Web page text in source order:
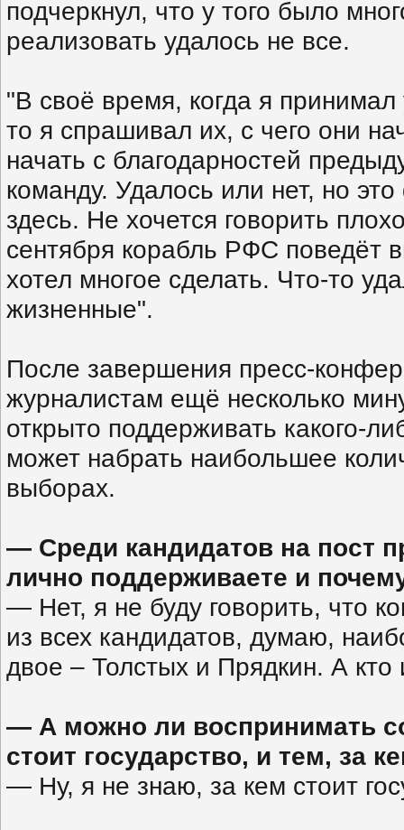
подчеркнул, что у того было
реализовать удалось не все.
"В своё время, когда я
то я спрашивал их, с чего они
начать с благодарностей
команду. Удалось или нет, но
здесь. Не хочется говорить
сентября корабль РФС поведёт
хотел многое сделать. Что-то
жизненные".
После завершения пресс-
журналистам ещё несколько
открыто поддерживать какого-
может набрать наибольшее
выборах.
— Среди кандидатов на пост
лично поддерживаете и
— Нет, я не буду говорить, что
из всех кандидатов, думаю,
двое – Толстых и Прядкин. А кто
— А можно ли воспринимать
стоит государство, и тем, за
— Ну, я не знаю, за кем стоит